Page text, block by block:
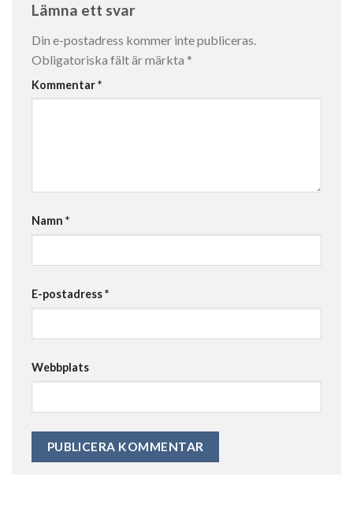
Lämna ett svar
Din e-postadress kommer inte publiceras.
Obligatoriska fält är märkta *
Kommentar*
Namn *
E-postadress*
Webbplats